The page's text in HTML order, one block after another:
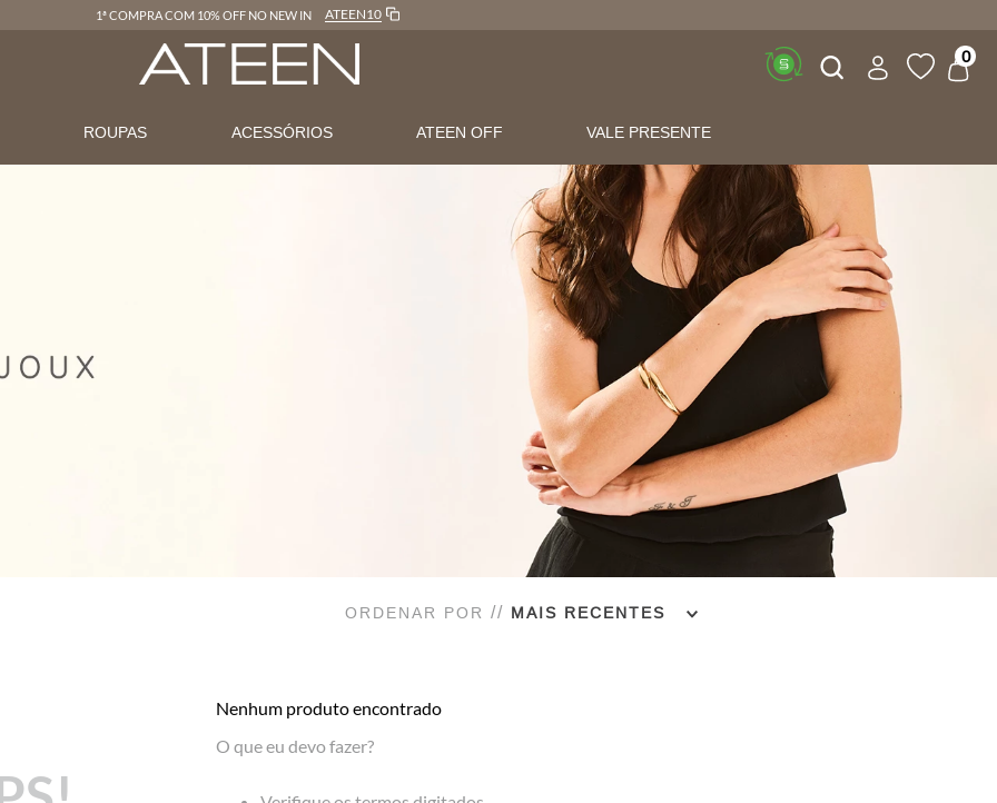
1ª COMPRA COM 10% OFF NO NEW IN ATEEN10
Buscar 0
ROUPAS ACESSÓRIOS ATEEN OFF VALE PRESENTE
ORDENAR POR MAIS RECENTES
Nenhum produto encontrado
O que eu devo fazer?